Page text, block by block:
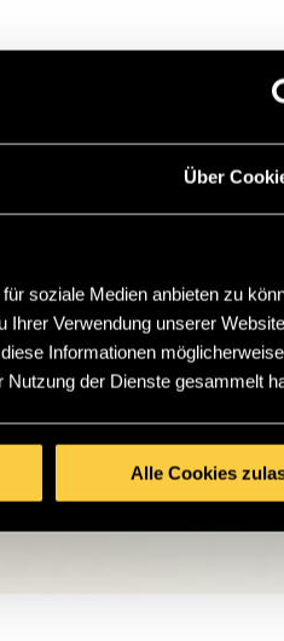
Über
soziale Medien anbieten zu
Verwendung unserer
Informationen
der Dienste gesammelt
Alle Cookies
einverstanden. Detaillierte